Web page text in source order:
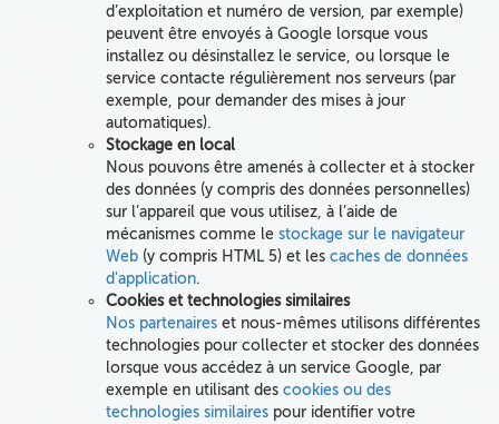
d’exploitation et numéro de version, par exemple)
peuvent être envoyés à Google lorsque vous
installez ou désinstallez le service, ou lorsque le
service contacte régulièrement nos serveurs (par
exemple, pour demander des mises à jour
automatiques).
Stockage en local
Nous pouvons être amenés à collecter et à stocker
des données (y compris des données personnelles)
sur l’appareil que vous utilisez, à l’aide de
mécanismes comme le stockage sur le navigateur
Web (y compris HTML 5) et les caches de données
d'application.
Cookies et technologies similaires
Nos partenaires et nous-mêmes utilisons différentes
technologies pour collecter et stocker des données
lorsque vous accédez à un service Google, par
exemple en utilisant des cookies ou des
technologies similaires pour identifier votre